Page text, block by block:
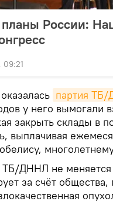
России:
09:21
партия
у него вымогали
закрыть склады в
выплачивая
ДННЛ не меняется
за счёт